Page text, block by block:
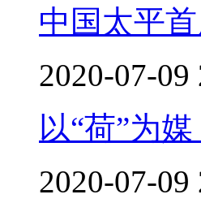
中国太平
2020-07-09
以“荷”为
2020-07-09